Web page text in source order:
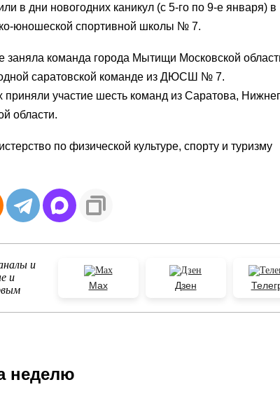
в дни новогодних каникул (с 5-го по 9-е января) в
юношеской спортивной школы № 7.
заняла команда города Мытищи Московской
саратовской команде из ДЮСШ № 7.
приняли участие шесть команд из Саратова,
области.
по физической культуре, спорту и туризму
и
и
Max Дзен
неделю